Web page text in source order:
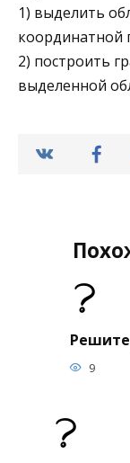
1) выделить
координатной
2) построить
выделенной
Решите
9